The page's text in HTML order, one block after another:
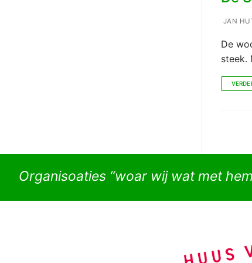
JAN
De
steek.
Organisoaties “woar wij wat met